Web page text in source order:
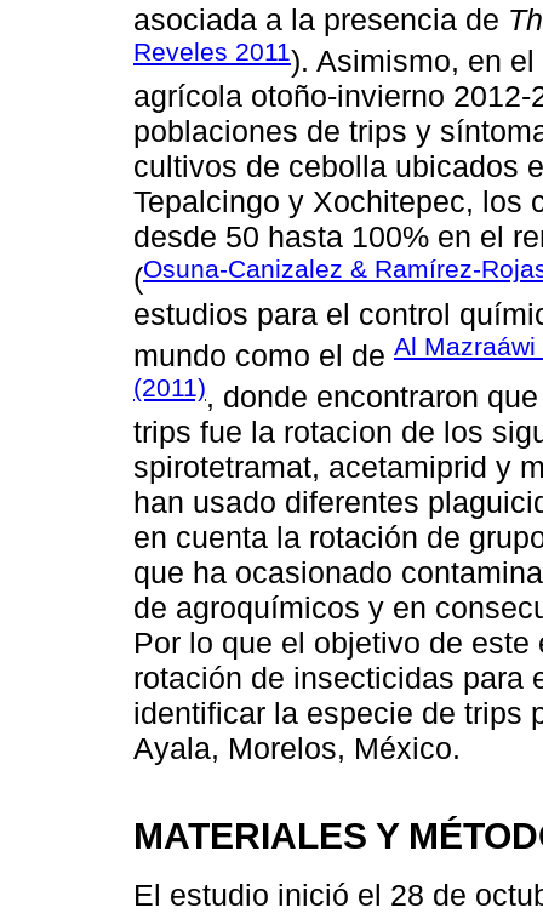
asociada a la presencia de
Reveles 2011). Asimismo, en
agrícola otoño-invierno
poblaciones de trips y
cultivos de cebolla ubicados
Tepalcingo y Xochitepec, los
desde 50 hasta 100% en el
(Osuna-Canizalez & Ramírez-
estudios para el control
mundo como el de Al Mazraáwi
(2011), donde encontraron
trips fue la rotacion de los
spirotetramat, acetamiprid y
han usado diferentes
en cuenta la rotación de
que ha ocasionado
de agroquímicos y en
Por lo que el objetivo de
rotación de insecticidas para
identificar la especie de trips
Ayala, Morelos, México.
MATERIALES Y
El estudio inició el 28 de